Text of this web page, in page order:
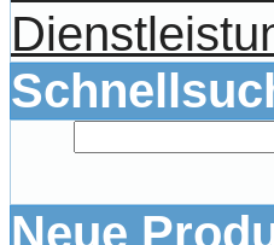
Neue